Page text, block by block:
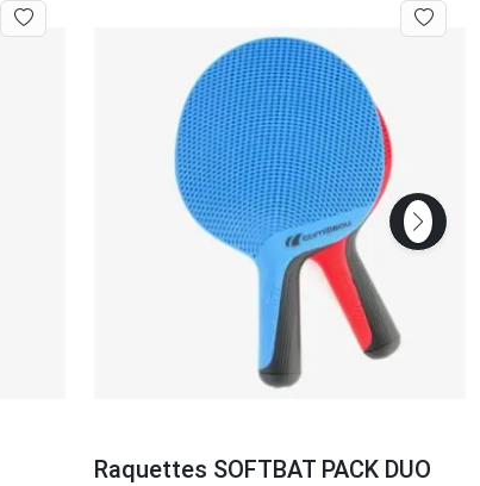
Raquettes SOFTBAT PACK DUO